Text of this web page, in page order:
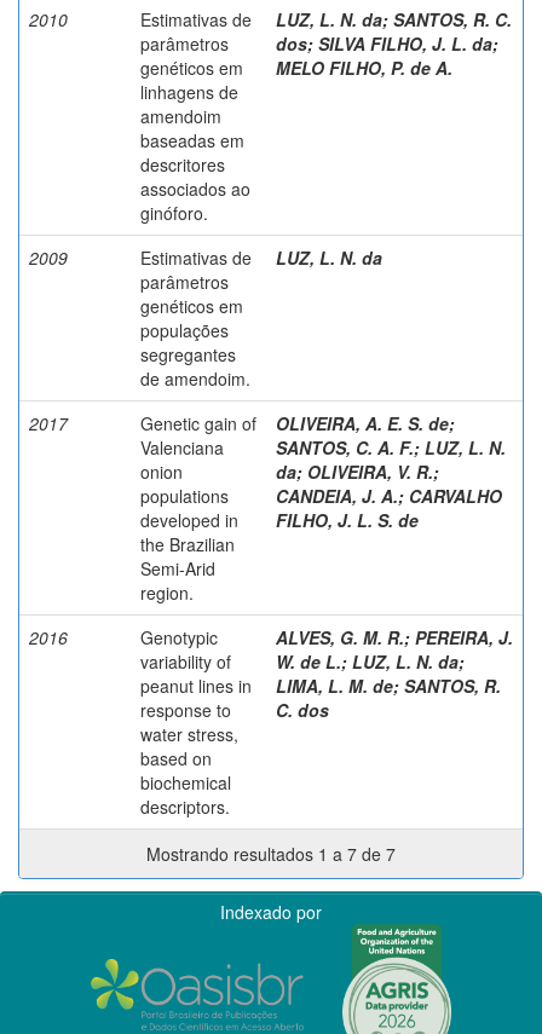
2010
Estimativas de
parâmetros
genéticos em
linhagens de
amendoim
baseadas em
descritores
associados ao
ginóforo.
LUZ, L. N. da; SANTOS, R. C.
dos; SILVA FILHO, J. L. da;
MELO FILHO, P. de A.
2009
Estimativas de
parâmetros
genéticos em
populações
segregantes
de amendoim.
LUZ, L. N. da
2017
Genetic gain of
Valenciana
onion
populations
developed in
the Brazilian
Semi-Arid
region.
OLIVEIRA, A. E. S. de;
SANTOS, C. A. F.; LUZ, L. N.
da; OLIVEIRA, V. R.;
CANDEIA, J. A.; CARVALHO
FILHO, J. L. S. de
2016
Genotypic
variability of
peanut lines in
response to
water stress,
based on
biochemical
descriptors.
ALVES, G. M. R.; PEREIRA, J.
W. de L.; LUZ, L. N. da;
LIMA, L. M. de; SANTOS, R.
C. dos
Mostrando resultados 1 a 7 de 7
Indexado por